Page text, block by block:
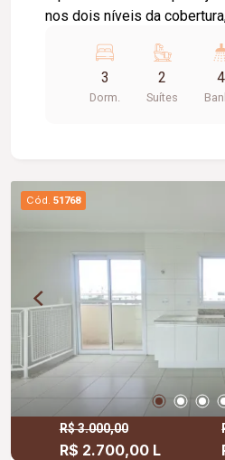
nos dois níveis da
02 suítes das quais 01
Banheiro social. Pavimento superior com: Sala
em dois ambientes, Banheiro social, Cozinha,
24 horas, piscina aquecida,
área gourmet, academia,
festas, sauna, mercado e
3
Dorm.
2
Suítes
4
Cód. 51768
R$ 3.000,00
R$ 2.700,00 L